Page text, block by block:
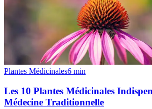
Plantes Médicinales6 min
Les 10 Plantes Médicinales
Médecine Traditionnelle